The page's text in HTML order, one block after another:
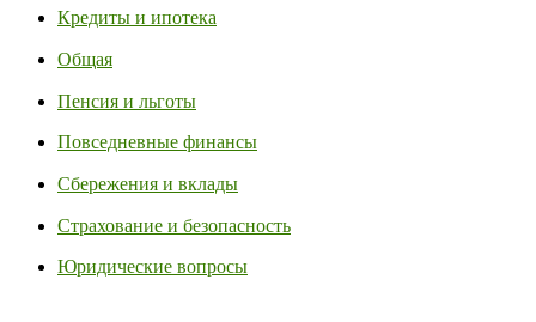
Кредиты и ипотека
Общая
Пенсия и льготы
Повседневные финансы
Сбережения и вклады
Страхование и безопасность
Юридические вопросы